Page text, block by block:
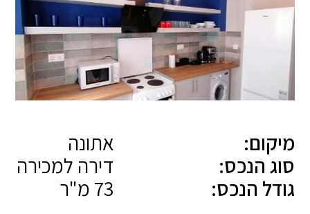
מיקום:
אתונה
סוג הנכס:
דירה למכירה
גודל הנכס: